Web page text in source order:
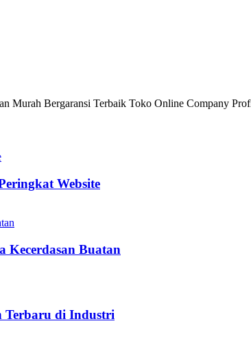
Murah Bergaransi Terbaik Toko Online Company
Website
Kecerdasan Buatan
Terbaru di Industri